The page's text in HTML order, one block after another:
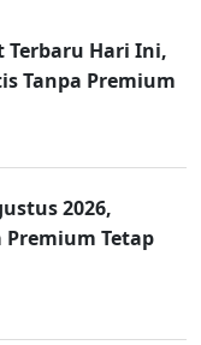
Terbaru Hari Ini,
Tanpa Premium
2026,
Premium Tetap